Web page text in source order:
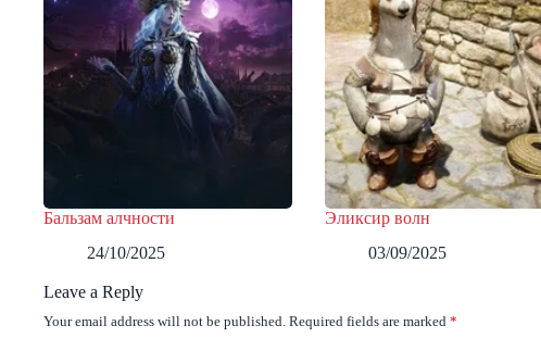
Бальзам алчности
24/10/2025
Эликсир волн
03/09/2025
Leave a Reply
Your email address will not be published. Required fields are marked *